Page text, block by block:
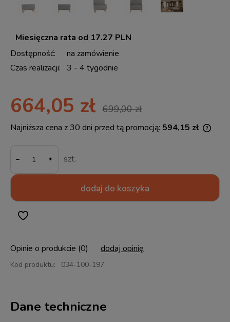
Miesięczna rata od 17.27 PLN
Dostępność:
na zamówienie
Czas realizacji: 3 - 4 tygodnie
664,05 zł 699,00 zł
Najniższa cena z 30 dni przed tą promocją: 594,15 zł
- szt.
dodaj do koszyka
Kod produktu: 034-100-197
Opinie o produkcie (0) dodaj opinię
Dane techniczne